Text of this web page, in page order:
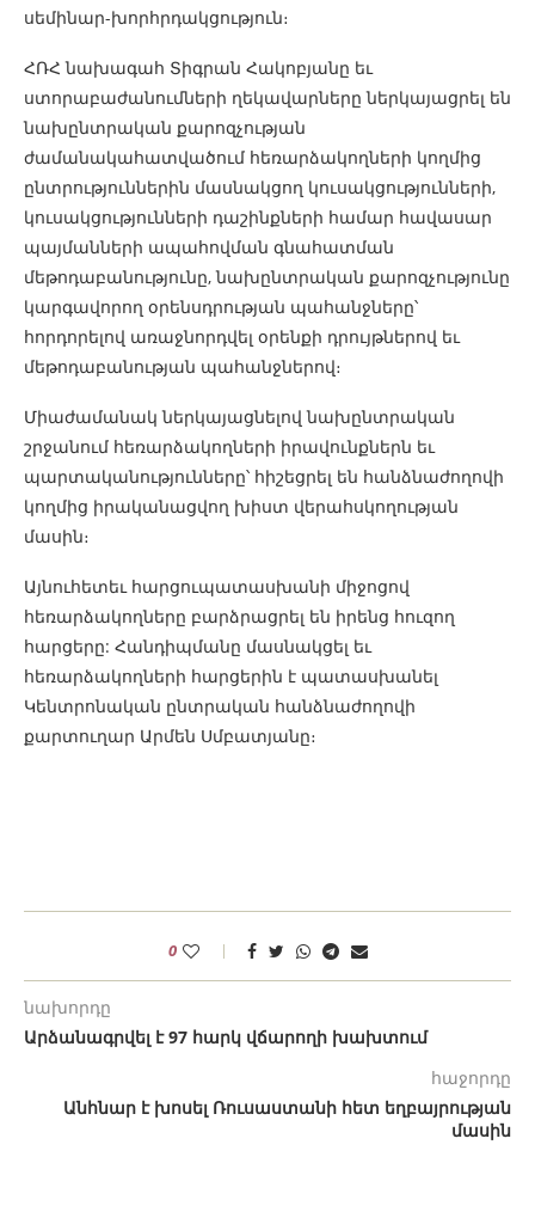
սեմինար-խորհրդակցություն։
ՀՌՀ նախագահ Տիգրան Հակոբյանը եւ
ստորաբաժանումների ղեկավարները ներկայացրել են
նախընտրական քարոզչության
ժամանակահատվածում հեռարձակողների կողմից
ընտրություններին մասնակցող կուսակցությունների,
կուսակցությունների դաշինքների համար հավասար
պայմանների ապահովման գնահատման
մեթոդաբանությունը, նախընտրական քարոզչությունը
կարգավորող օրենսդրության պահանջները՝
հորդորելով առաջնորդվել օրենքի դրույթներով եւ
մեթոդաբանության պահանջներով։
Միաժամանակ ներկայացնելով նախընտրական
շրջանում հեռարձակողների իրավունքներն եւ
պարտականությունները՝ հիշեցրել են հանձնաժողովի
կողմից իրականացվող խիստ վերահսկողության
մասին։
Այնուհետեւ հարցուպատասխանի միջոցով
հեռարձակողները բարձրացրել են իրենց հուզող
հարցերը: Հանդիպմանը մասնակցել եւ
հեռարձակողների հարցերին է պատասխանել
Կենտրոնական ընտրական հանձնաժողովի
քարտուղար Արմեն Սմբատյանը։
0
նախորդը
Արձանագրվել է 97 հարկ վճարողի խախտում
հաջորդը
Անհնար է խոսել Ռուսաստանի հետ եղբայրության
մասին